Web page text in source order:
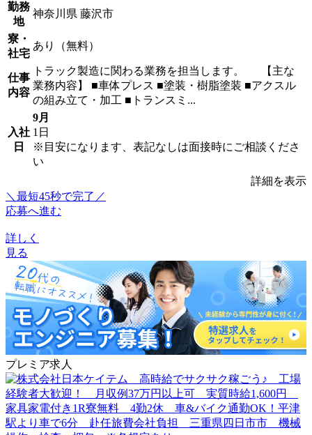
勤務
地
神奈川県 藤沢市
寮・
社宅
あり（無料）
仕事
内容
トラック製造に関わる業務を担当します。 【主な
業務内容】 ■車体プレス ■塗装・樹脂塗装 ■アクスル
の組み立て・加工 ■トランスミ...
入社
日
9月
1日
※目安になります、表記なしは面接時にご相談くださ
い
詳細を表示
＼最短45秒で完了／
応募へ進む
詳しく
見る
プレミア求人